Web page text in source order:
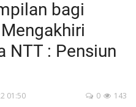
bagi
NTT : Pensiun
01:50 143
0